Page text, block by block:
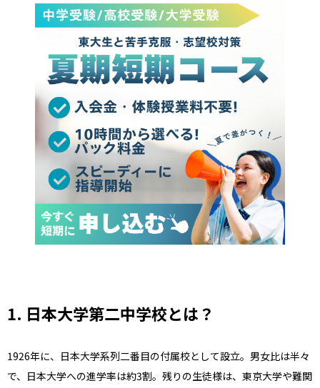
1. 日本大学第二中学校とは？
1926年に、日本大学系列二番目の付属校として設立。男女比は半々
で、日本大学への進学率は約3割。残りの生徒様は、東京大学や難関